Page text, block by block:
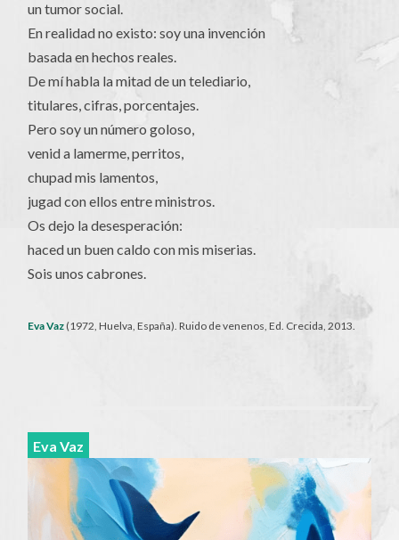
un tumor social.
En realidad no existo: soy una invención
basada en hechos reales.
De mí habla la mitad de un telediario,
titulares, cifras, porcentajes.
Pero soy un número goloso,
venid a lamerme, perritos,
chupad mis lamentos,
jugad con ellos entre ministros.
Os dejo la desesperación:
haced un buen caldo con mis miserias.
Sois unos cabrones.
Eva Vaz (1972, Huelva, España). Ruido de venenos, Ed. Crecida, 2013.
Eva Vaz